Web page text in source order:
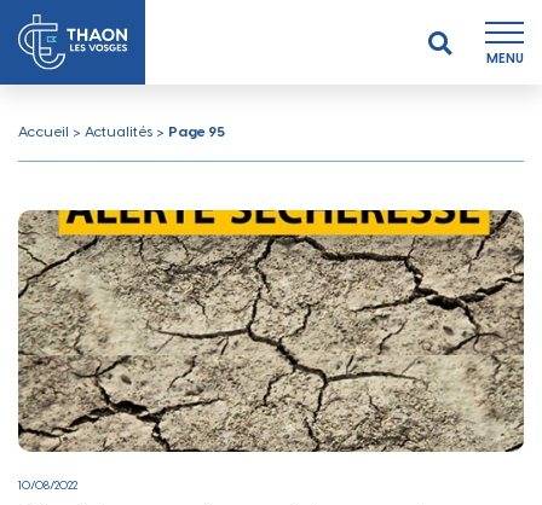
MENU
Accueil > Actualités > Page 95
10/08/2022